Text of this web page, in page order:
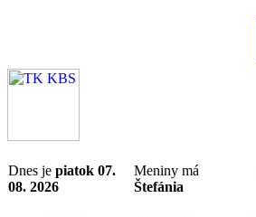
Dnes je piatok 07.
08. 2026
Meniny má
Štefánia